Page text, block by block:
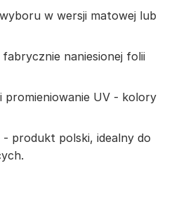
w wersji matowej lub
fabrycznie naniesionej folii
i promieniowanie UV - kolory
- produkt polski, idealny do